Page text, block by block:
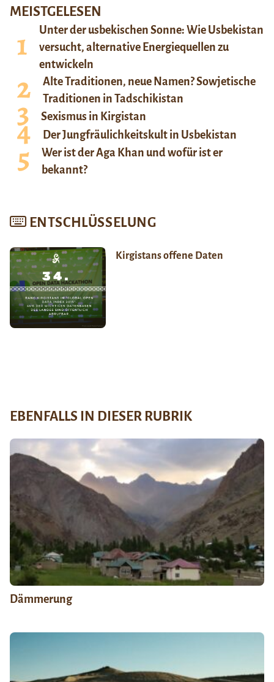
MEISTGELESEN
Unter der usbekischen Sonne: Wie Usbekistan
versucht, alternative Energiequellen zu
entwickeln
Alte Traditionen, neue Namen? Sowjetische
Traditionen in Tadschikistan
Sexismus in Kirgistan
Der Jungfräulichkeitskult in Usbekistan
Wer ist der Aga Khan und wofür ist er
bekannt?
ENTSCHLÜSSELUNG
Kirgistans offene Daten
EBENFALLS IN DIESER RUBRIK
Dämmerung